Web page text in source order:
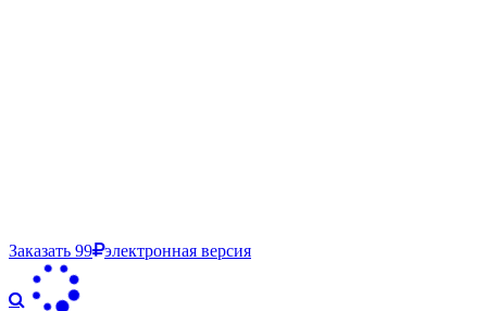
Заказать 99 электронная версия